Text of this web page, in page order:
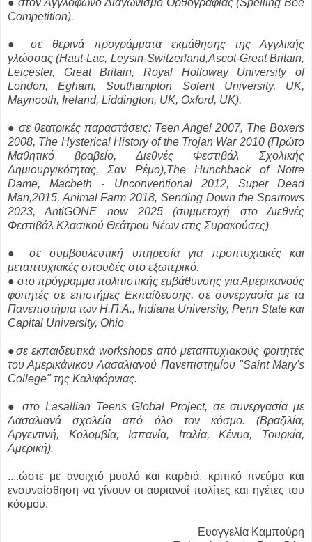
● στον Αγγλόφωνο Διαγωνισμό Ορθογραφίας (Spelling Bee
Competition).
● σε θερινά προγράμματα εκμάθησης της Αγγλικής
γλώσσας (Haut-Lac, Leysin-Switzerland,Ascot-Great Britain,
Leicester, Great Britain, Royal Holloway University of
London, Egham, Southampton Solent University, UK,
Maynooth, Ireland, Liddington, UK, Oxford, UK).
● σε θεατρικές παραστάσεις: Teen Angel 2007, The Boxers
2008, The Hysterical History of the Trojan War 2010 (Πρώτο
Μαθητικό βραβείο, Διεθνές Φεστιβάλ Σχολικής
Δημιουργικότητας, Σαν Ρέμο),The Hunchback of Notre
Dame, Macbeth - Unconventional 2012, Super Dead
Man,2015, Animal Farm 2018, Sending Down the Sparrows
2023, AntiGONE now 2025 (συμμετοχή στο Διεθνές
Φεστιβάλ Κλασικού Θεάτρου Νέων στις Συρακούσες)
● σε συμβουλευτική υπηρεσία για προπτυχιακές και
μεταπτυχιακές σπουδές στο εξωτερικό.
● στο πρόγραμμα πολιτιστικής εμβάθυνσης για Αμερικανούς
φοιτητές σε επιστήμες Εκπαίδευσης, σε συνεργασία με τα
Πανεπιστήμια των Η.Π.Α., Indiana University, Penn State και
Capital University, Ohio
●σε εκπαιδευτικά workshops από μεταπτυχιακούς φοιτητές
του Αμερικάνικου Λασαλιανού Πανεπιστημίου "Saint Mary's
College" της Καλιφόρνιας.
● στο Lasallian Teens Global Project, σε συνεργασία με
Λασαλιανά σχολεία από όλο τον κόσμο. (Βραζιλία,
Αργεντινή, Κολομβία, Ισπανία, Ιταλία, Κένυα, Τουρκία,
Αμερική).
....ώστε με ανοιχτό μυαλό και καρδιά, κριτικό πνεύμα και
ενσυναίσθηση να γίνουν οι αυριανοί πολίτες και ηγέτες του
κόσμου.
Ευαγγελία Καμπούρη